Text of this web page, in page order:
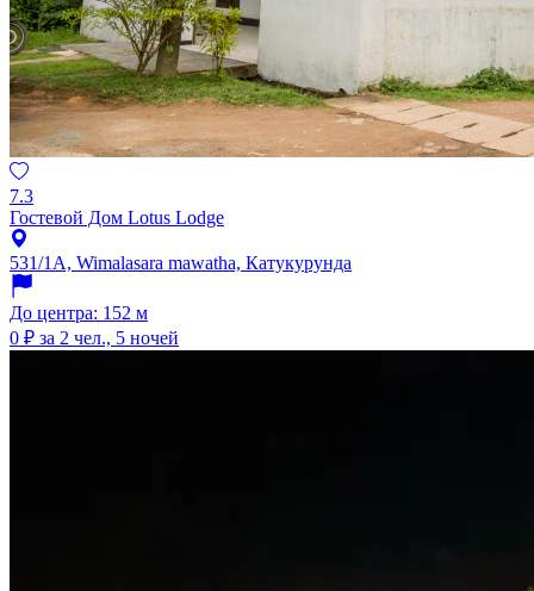
7.3
Гостевой Дом Lotus Lodge
531/1A, Wimalasara mawatha, Катукурунда
До центра: 152 м
0 ₽ за 2 чел., 5 ночей